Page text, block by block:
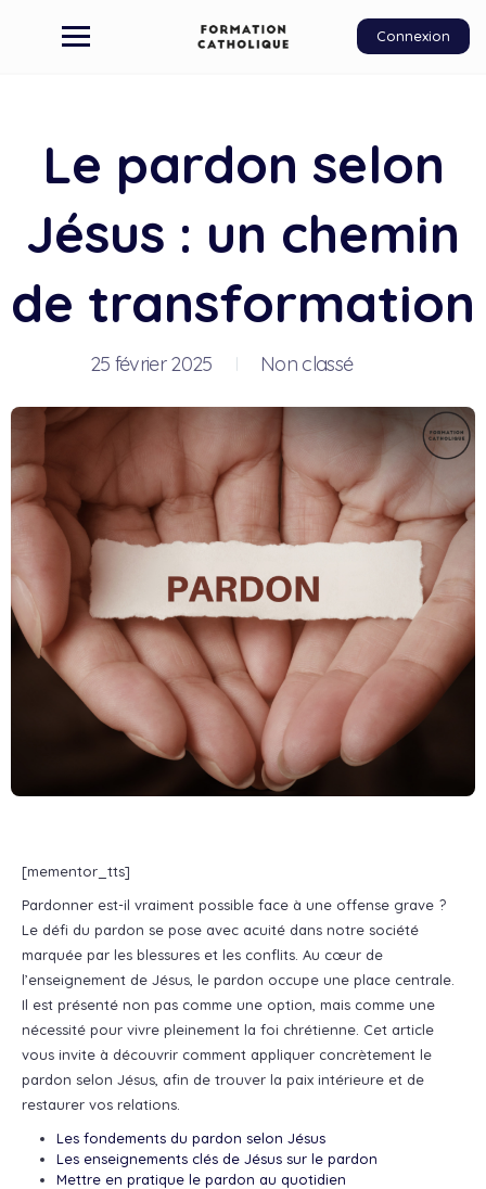
Connexion
Le pardon selon
Jésus : un chemin
de transformation
25 février 2025 Non classé
[mementor_tts]
Pardonner est-il vraiment possible face à une offense grave ?
Le défi du pardon se pose avec acuité dans notre société
marquée par les blessures et les conflits. Au cœur de
l’enseignement de Jésus, le pardon occupe une place centrale.
Il est présenté non pas comme une option, mais comme une
nécessité pour vivre pleinement la foi chrétienne. Cet article
vous invite à découvrir comment appliquer concrètement le
pardon selon Jésus, afin de trouver la paix intérieure et de
restaurer vos relations.
Les fondements du pardon selon Jésus
Les enseignements clés de Jésus sur le pardon
Mettre en pratique le pardon au quotidien